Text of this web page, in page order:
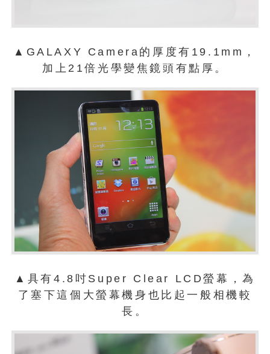
▲GALAXY Camera的厚度有19.1mm，
加上21倍光學變焦鏡頭有點厚。
▲具有4.8吋Super Clear LCD螢幕，為
了塞下這個大螢幕機身也比起一般相機較
長。